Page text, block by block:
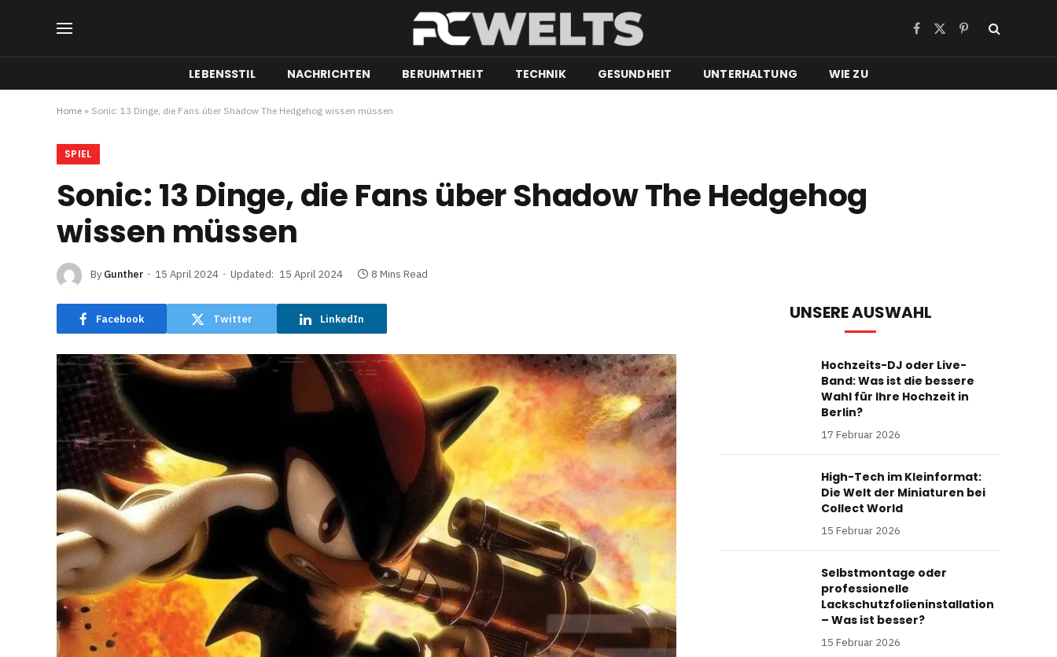
Facebook
X
Pinterest
LEBENSSTIL NACHRICHTEN BERUHMTHEIT TECHNIK GESUNDHEIT UNTERHALTUNG WIE ZU
Home » Sonic: 13 Dinge, die Fans über Shadow The Hedgehog wissen müssen
SPIEL
Sonic: 13 Dinge, die Fans über Shadow The Hedgehog
wissen müssen
By Gunther 15 April 2024 Updated: 15 April 2024 8 Mins Read
Facebook Twitter LinkedIn UNSERE AUSWAHL
Hochzeits-DJ oder Live-
Band: Was ist die bessere
Wahl für Ihre Hochzeit in
Berlin?
17 Februar 2026
High-Tech im Kleinformat:
Die Welt der Miniaturen bei
Collect World
15 Februar 2026
Selbstmontage oder
professionelle
Lackschutzfolieninstallation
– Was ist besser?
15 Februar 2026